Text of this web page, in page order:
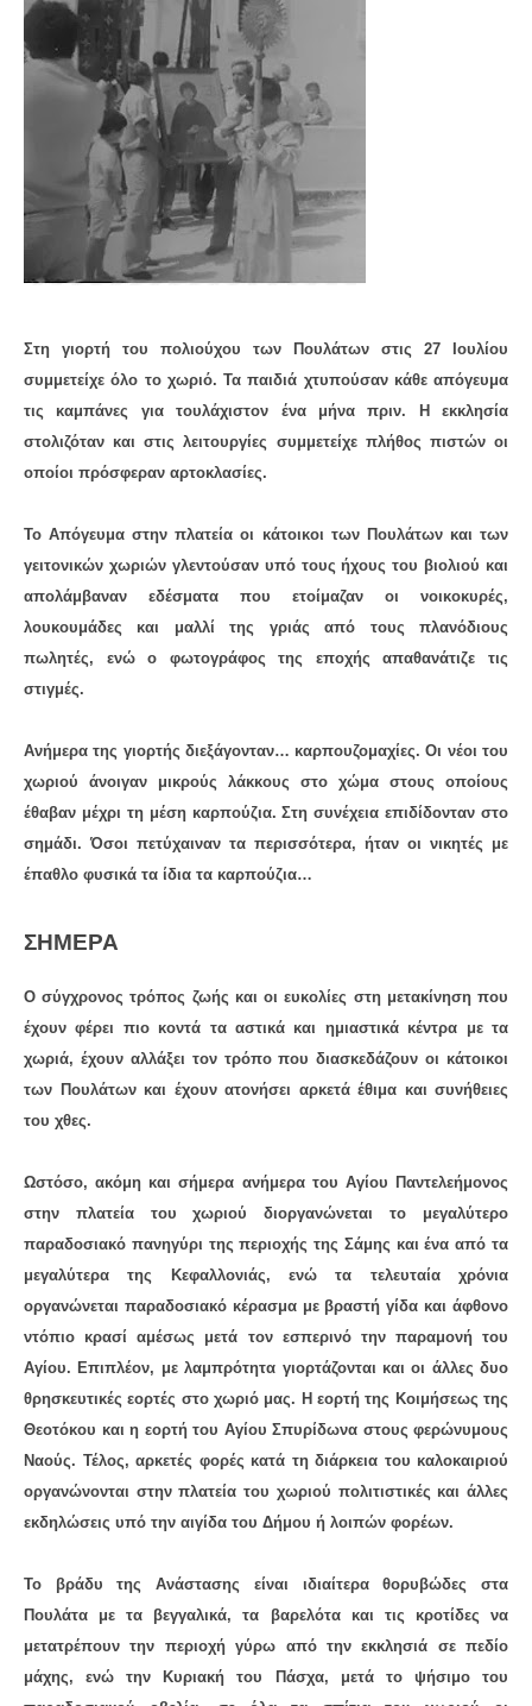
Στη γιορτή του πολιούχου των Πουλάτων στις 27 Ιουλίου
συμμετείχε όλο το χωριό. Τα παιδιά χτυπούσαν κάθε απόγευμα
τις καμπάνες για τουλάχιστον ένα μήνα πριν. Η εκκλησία
στολιζόταν και στις λειτουργίες συμμετείχε πλήθος πιστών οι
οποίοι πρόσφεραν αρτοκλασίες.
Το Απόγευμα στην πλατεία οι κάτοικοι των Πουλάτων και των
γειτονικών χωριών γλεντούσαν υπό τους ήχους του βιολιού και
απολάμβαναν εδέσματα που ετοίμαζαν οι νοικοκυρές,
λουκουμάδες και μαλλί της γριάς από τους πλανόδιους
πωλητές, ενώ ο φωτογράφος της εποχής απαθανάτιζε τις
στιγμές.
Ανήμερα της γιορτής διεξάγονταν… καρπουζομαχίες. Οι νέοι του
χωριού άνοιγαν μικρούς λάκκους στο χώμα στους οποίους
έθαβαν μέχρι τη μέση καρπούζια. Στη συνέχεια επιδίδονταν στο
σημάδι. Όσοι πετύχαιναν τα περισσότερα, ήταν οι νικητές με
έπαθλο φυσικά τα ίδια τα καρπούζια…
ΣΉΜΕΡΑ
Ο σύγχρονος τρόπος ζωής και οι ευκολίες στη μετακίνηση που
έχουν φέρει πιο κοντά τα αστικά και ημιαστικά κέντρα με τα
χωριά, έχουν αλλάξει τον τρόπο που διασκεδάζουν οι κάτοικοι
των Πουλάτων και έχουν ατονήσει αρκετά έθιμα και συνήθειες
του χθες.
Ωστόσο, ακόμη και σήμερα ανήμερα του Αγίου Παντελεήμονος
στην πλατεία του χωριού διοργανώνεται το μεγαλύτερο
παραδοσιακό πανηγύρι της περιοχής της Σάμης και ένα από τα
μεγαλύτερα της Κεφαλλονιάς, ενώ τα τελευταία χρόνια
οργανώνεται παραδοσιακό κέρασμα με βραστή γίδα και άφθονο
ντόπιο κρασί αμέσως μετά τον εσπερινό την παραμονή του
Αγίου. Επιπλέον, με λαμπρότητα γιορτάζονται και οι άλλες δυο
θρησκευτικές εορτές στο χωριό μας. Η εορτή της Κοιμήσεως της
Θεοτόκου και η εορτή του Αγίου Σπυρίδωνα στους φερώνυμους
Ναούς. Τέλος, αρκετές φορές κατά τη διάρκεια του καλοκαιριού
οργανώνονται στην πλατεία του χωριού πολιτιστικές και άλλες
εκδηλώσεις υπό την αιγίδα του Δήμου ή λοιπών φορέων.
Το βράδυ της Ανάστασης είναι ιδιαίτερα θορυβώδες στα
Πουλάτα με τα βεγγαλικά, τα βαρελότα και τις κροτίδες να
μετατρέπουν την περιοχή γύρω από την εκκλησιά σε πεδίο
μάχης, ενώ την Κυριακή του Πάσχα, μετά το ψήσιμο του